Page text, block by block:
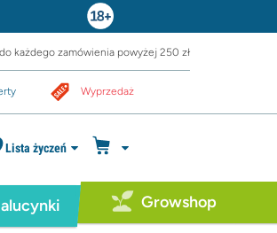
każdego zamówienia powyżej 250 zł
Wyprzedaż
Lista życzeń
Growshop